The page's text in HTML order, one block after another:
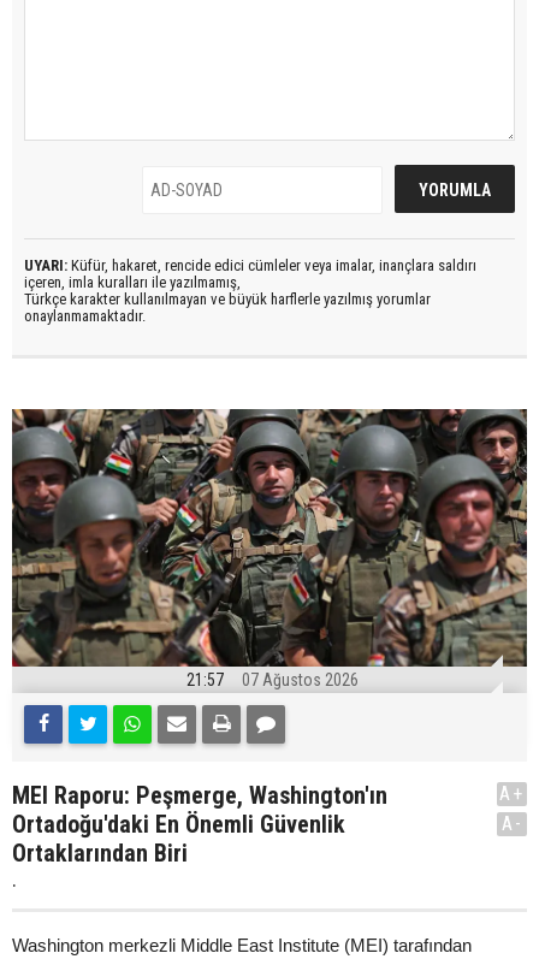
UYARI: Küfür, hakaret, rencide edici cümleler veya imalar, inançlara saldırı
içeren, imla kuralları ile yazılmamış,
Türkçe karakter kullanılmayan ve büyük harflerle yazılmış yorumlar
onaylanmamaktadır.
21:57 07 Ağustos 2026
MEI Raporu: Peşmerge, Washington'ın
Ortadoğu'daki En Önemli Güvenlik
Ortaklarından Biri
.
A+
A-
Washington merkezli Middle East Institute (MEI) tarafından